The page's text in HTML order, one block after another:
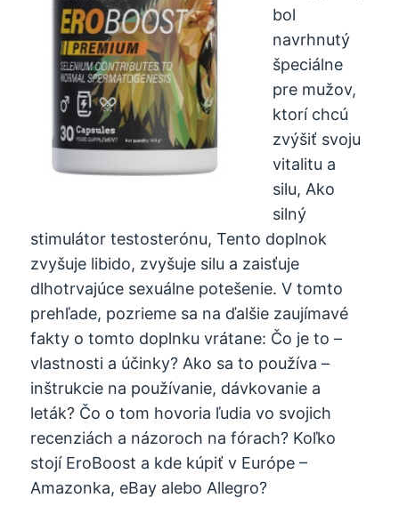
bol
navrhnutý
špeciálne
pre mužov,
ktorí chcú
zvýšiť svoju
vitalitu a
silu, Ako
silný
stimulátor testosterónu, Tento doplnok
zvyšuje libido, zvyšuje silu a zaisťuje
dlhotrvajúce sexuálne potešenie. V tomto
prehľade, pozrieme sa na ďalšie zaujímavé
fakty o tomto doplnku vrátane: Čo je to –
vlastnosti a účinky? Ako sa to používa –
inštrukcie na používanie, dávkovanie a
leták? Čo o tom hovoria ľudia vo svojich
recenziách a názoroch na fórach? Koľko
stojí EroBoost a kde kúpiť v Európe –
Amazonka, eBay alebo Allegro?